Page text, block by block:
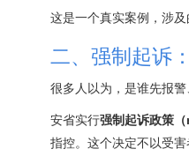
这是一个真实案例，涉
二、强制起诉
很多人以为，是谁先报
安省实行强制起诉政策
指控。这个决定不以受害